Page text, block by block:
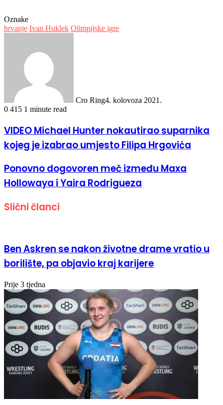
Oznake
hrvanje Ivan Huklek Olimpijske igre
Cro Ring4. kolovoza 2021.
0 415 1 minute read
VIDEO Michael Hunter nokautirao suparnika
kojeg je izabrao umjesto Filipa Hrgovića
Ponovno dogovoren meč između Maxa
Hollowaya i Yaira Rodrigueza
Slični članci
Ben Askren se nakon životne drame vratio u
borilište, pa objavio kraj karijere
Prije 3 tjedna